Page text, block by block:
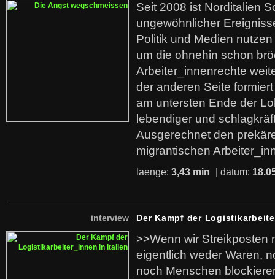
Seit 2008 ist Norditalien
ungewöhnlicher
Politik und Medien
um die ohnehin schon
Arbeiter_innenrechte
der anderen Seite
am untersten Ende der
lebendiger und
Ausgerechnet den
migrantischen
laenge: 3,43 min | datum:
interview Der Kampf der
>>Wenn wir Streikposten
eigentlich weder Waren,
noch Menschen